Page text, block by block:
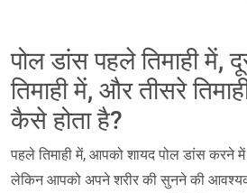
पोल डांस पहले तिमाही में,
तिमाही में, और तीसरे
कैसे होता है?
पहले तिमाही में, आपको शायद पोल डांस करने में
लेकिन आपको अपने शरीर की सुनने की